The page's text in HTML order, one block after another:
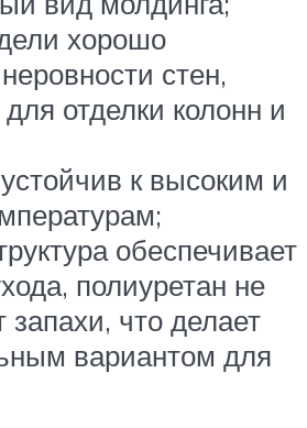
хорошо
стен,
отделки колонн и
к высоким и
обеспечивает
полиуретан не
запахи, что делает
вариантом для